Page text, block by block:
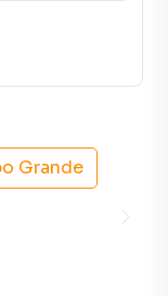
Grande